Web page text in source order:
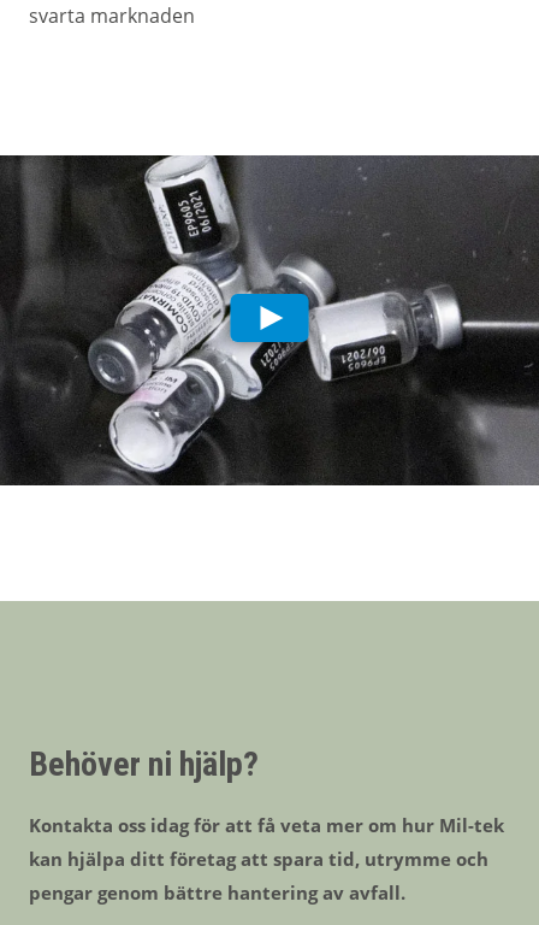
svarta marknaden
Behöver ni hjälp?
Kontakta oss idag för att få veta mer om hur Mil-tek
kan hjälpa ditt företag att spara tid, utrymme och
pengar genom bättre hantering av avfall.